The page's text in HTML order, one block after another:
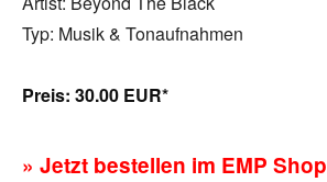
Typ: Musik & Tonaufnahmen
Preis: 30.00 EUR*
» Jetzt bestellen im EMP Shop